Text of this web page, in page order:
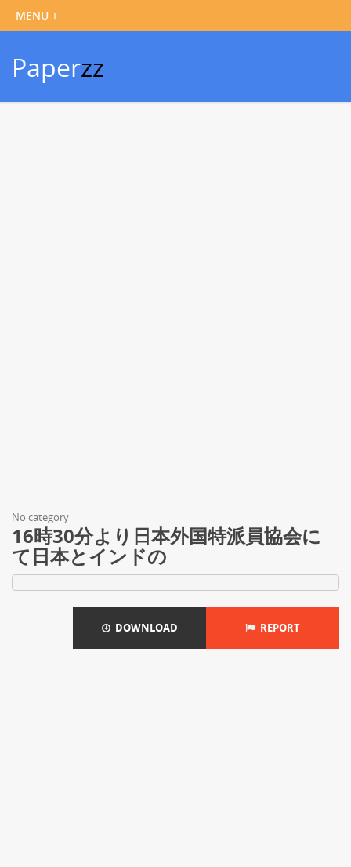
Paperzz
No category
16時30分より日本外国特派員協会に
て日本とインドの
DOWNLOAD REPORT